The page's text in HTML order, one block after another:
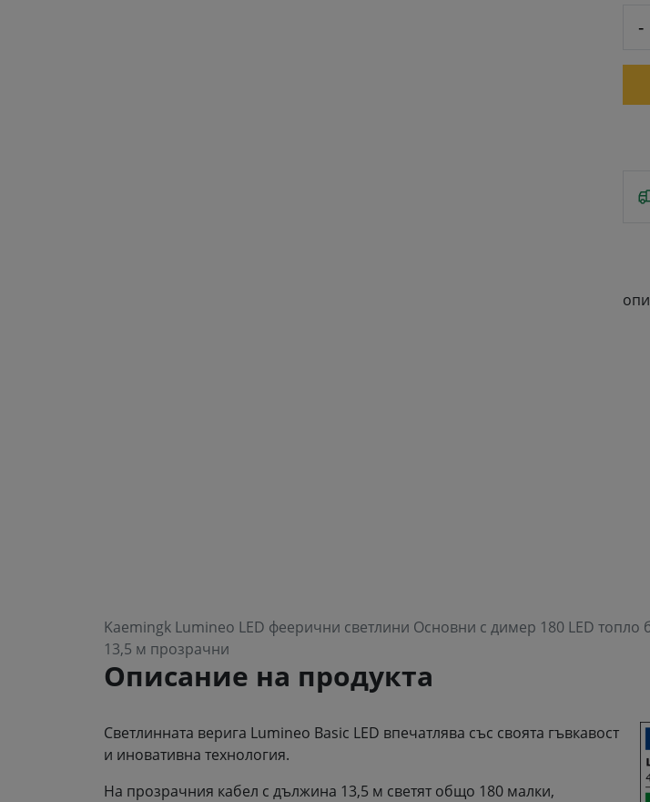
-
Kaemingk Lumineo LED феерични светлини Основни с димер 180 LED топло
13,5 м прозрачни
Описание на продукта
Светлинната верига Lumineo Basic LED впечатлява със своята гъвкавост
и иновативна технология.
На прозрачния кабел с дължина 13,5 м светят общо 180 малки,